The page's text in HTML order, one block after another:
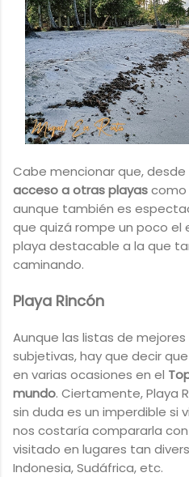
Cabe mencionar que, desde
acceso a otras playascomo
aunque también es
que quizá rompe un poco el
playa destacable a la que
caminando.
Playa Rincón
Aunque las listas de
subjetivas, hay que decir que
en varias ocasiones en el
mundo. Ciertamente, Playa
sin duda es un imperdible si
nos costaría compararla
visitado en lugares tan
Indonesia, Sudáfrica, etc.